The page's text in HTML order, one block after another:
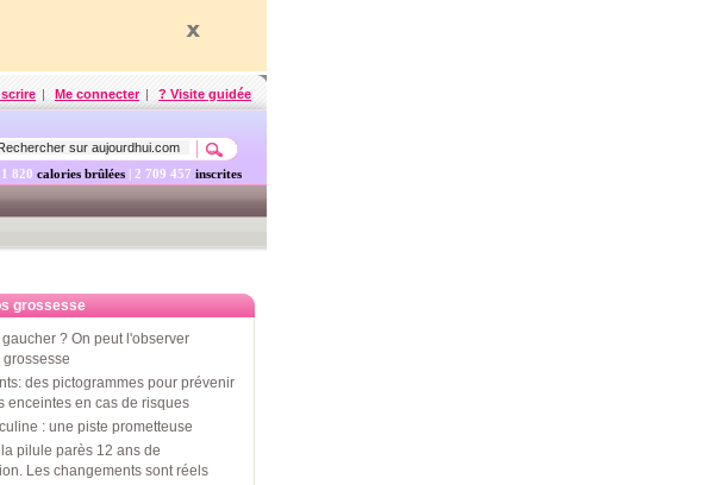
| Me connecter | ? Visite guidée
470 calories brûlées | 2 709 457 inscrites
grossesse
? On peut l'observer
des pictogrammes pour prévenir
enceintes en cas de risques
: une piste prometteuse
pilule parès 12 ans de
Les changements sont réels